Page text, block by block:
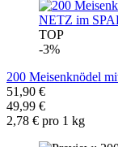
TOP
-3%
200 Meisenknödel
51,90 €
49,99 €
2,78 € pro 1 kg